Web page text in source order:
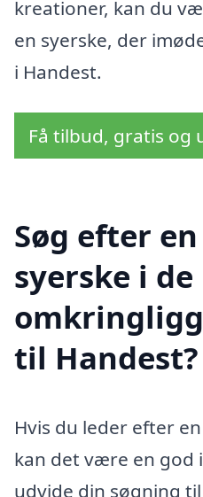
kreationer, kan du
en syerske, der
i Handest.
Få tilbud, gratis og
Søg efter
syerske i de
til Handest?
Hvis du leder efter
kan det være en god
udvide din søgning